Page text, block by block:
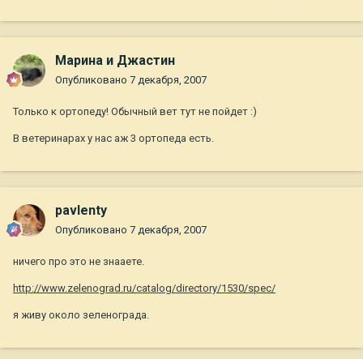
Марина и Джастин
Опубликовано 7 декабря, 2007
Только к ортопеду! Обычный вет тут не пойдет :)
В ветеринарах у нас аж 3 ортопеда есть.
pavlenty
Опубликовано 7 декабря, 2007
ничего про это не знааете.
http://www.zelenograd.ru/catalog/directory/1530/spec/
я живу около зеленограда.